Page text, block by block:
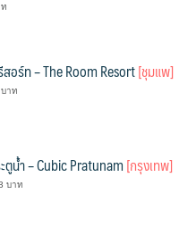
สอร์ท – The Room Resort[ชุมแพ]
าท
ตูน้ำ – Cubic Pratunam[กรุงเทพ]
บาท